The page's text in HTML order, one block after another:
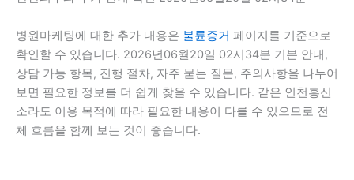
병원마케팅에 대한 추가 내용은 불륜증거 페이지를 기준으로
확인할 수 있습니다. 2026년06월20일 02시34분 기본 안내,
상담 가능 항목, 진행 절차, 자주 묻는 질문, 주의사항을 나누어
보면 필요한 정보를 더 쉽게 찾을 수 있습니다. 같은 인천흥신
소라도 이용 목적에 따라 필요한 내용이 다를 수 있으므로 전
체 흐름을 함께 보는 것이 좋습니다.